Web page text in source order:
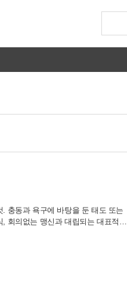
충동과 욕구에 바탕을 둔 태도 또는
회의없는 맹신과 대립되는 대표적인
이라고 칭한다. 경험론과 이성론은
비이성적인 것도 아니다. 경험론에